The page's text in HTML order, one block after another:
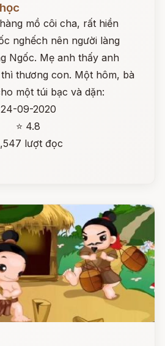
mồ côi cha, rất hiền
nghếch nên người làng
Ngốc. Mẹ anh thấy anh
thương con. Một hôm, bà
một túi bạc và dặn:
24-09-2020
⭐ 4.8
lượt đọc